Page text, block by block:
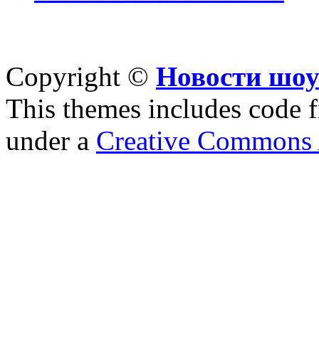
Copyright © Новости
This themes includes code
under a Creative